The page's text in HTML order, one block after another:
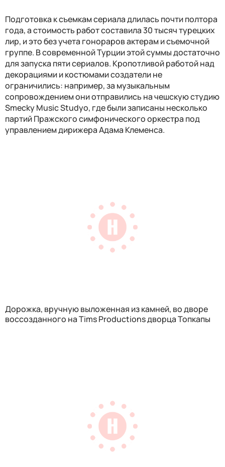
Подготовка к съемкам сериала длилась почти полтора
года, а стоимость работ составила 30 тысяч турецких
лир, и это без учета гонораров актерам и съемочной
группе. В современной Турции этой суммы достаточно
для запуска пяти сериалов. Кропотливой работой над
декорациями и костюмами создатели не
ограничились: например, за музыкальным
сопровождением они отправились на чешскую студию
Smecky Music Studyo, где были записаны несколько
партий Пражского симфонического оркестра под
управлением дирижера Адама Клеменса.
Дорожка, вручную выложенная из камней, во дворе
воссозданного на Tims Productions дворца Топкапы